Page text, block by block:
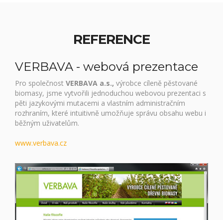
REFERENCE
VERBAVA - webová prezentace
Pro společnost VERBAVA a.s., výrobce cíleně pěstované
biomasy, jsme vytvořili jednoduchou webovou prezentaci s
pěti jazykovými mutacemi a vlastním administračním
rozhraním, které intuitivně umožňuje správu obsahu webu i
běžným uživatelům.
www.verbava.cz